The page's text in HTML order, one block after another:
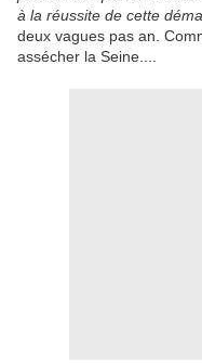
à la réussite de cette
deux vagues pas an.
assécher la Seine....